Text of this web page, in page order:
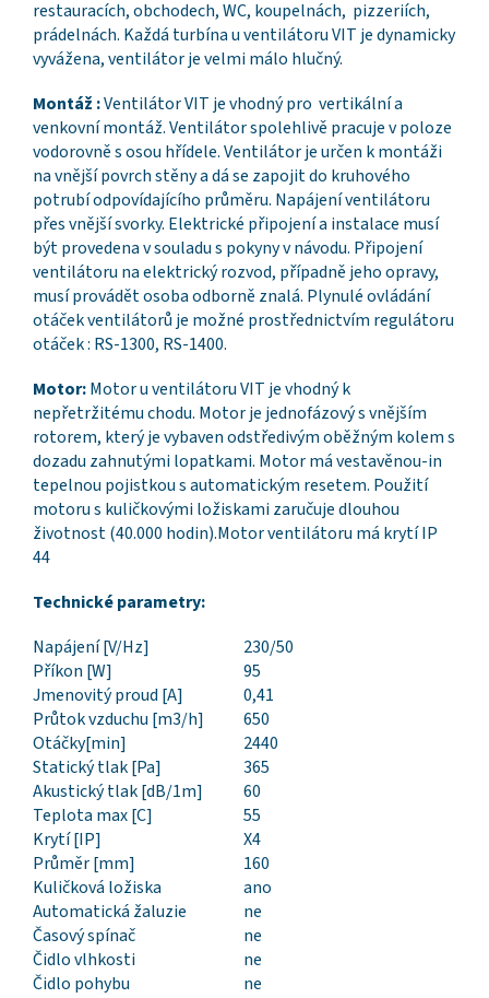
restauracích, obchodech, WC, koupelnách, pizzeriích,
prádelnách. Každá turbína u ventilátoru VIT je dynamicky
vyvážena, ventilátor je velmi málo hlučný.
Montáž :Ventilátor VIT je vhodný pro vertikální a
venkovní montáž. Ventilátor spolehlivě pracuje v poloze
vodorovně s osou hřídele. Ventilátor je určen k montáži
na vnější povrch stěny a dá se zapojit do kruhového
potrubí odpovídajícího průměru. Napájení ventilátoru
přes vnější svorky. Elektrické připojení a instalace musí
být provedena v souladu s pokyny v návodu. Připojení
ventilátoru na elektrický rozvod, případně jeho opravy,
musí provádět osoba odborně znalá. Plynulé ovládání
otáček ventilátorů je možné prostřednictvím regulátoru
otáček : RS-1300, RS-1400.
Motor:Motor u ventilátoru VIT je vhodný k
nepřetržitému chodu. Motor je jednofázový s vnějším
rotorem, který je vybaven odstředivým oběžným kolem s
dozadu zahnutými lopatkami. Motor má vestavěnou-in
tepelnou pojistkou s automatickým resetem. Použití
motoru s kuličkovými ložiskami zaručuje dlouhou
životnost (40.000 hodin).Motor ventilátoru má krytí IP
44
Technické parametry:
Napájení [V/Hz]
230/50
Příkon [W]
95
Jmenovitý proud [A]
0,41
Průtok vzduchu [m3/h]
650
Otáčky[min]
2440
Statický tlak [Pa]
365
Akustický tlak [dB/1m]
60
Teplota max [C]
55
Krytí [IP]
X4
Průměr [mm]
160
Kuličková ložiska
ano
Automatická žaluzie
ne
Časový spínač
ne
Čidlo vlhkosti
ne
Čidlo pohybu
ne